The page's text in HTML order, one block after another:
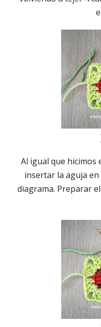
Al igual que hicimos
insertar la aguja
diagrama. Preparar